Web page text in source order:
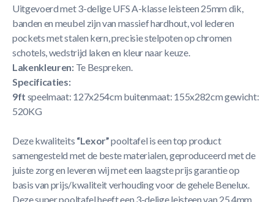
Uitgevoerd met 3-delige UFS A-klasse leisteen 25mm dik,
banden en meubel zijn van massief hardhout, vol lederen
pockets met stalen kern, precisie stelpoten op chromen
schotels, wedstrijd laken en kleur naar keuze.
Lakenkleuren: Te Bespreken.
Specificaties:
9ft speelmaat: 127x254cm buitenmaat: 155x282cm gewicht:
520KG
Deze kwaliteits “Lexor”pooltafel is een top product
samengesteld met de beste materialen, geproduceerd met de
juiste zorg en leveren wij met een laagste prijs garantie op
basis van prijs/kwaliteit verhouding voor de gehele Benelux.
Deze super pooltafel heeft een 3-delige leisteen van 25,4mm